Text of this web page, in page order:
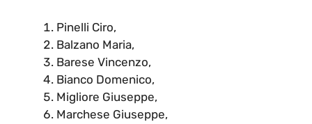
Pinelli Ciro,
Balzano Maria,
Barese Vincenzo,
Bianco Domenico,
Migliore Giuseppe,
Marchese Giuseppe,